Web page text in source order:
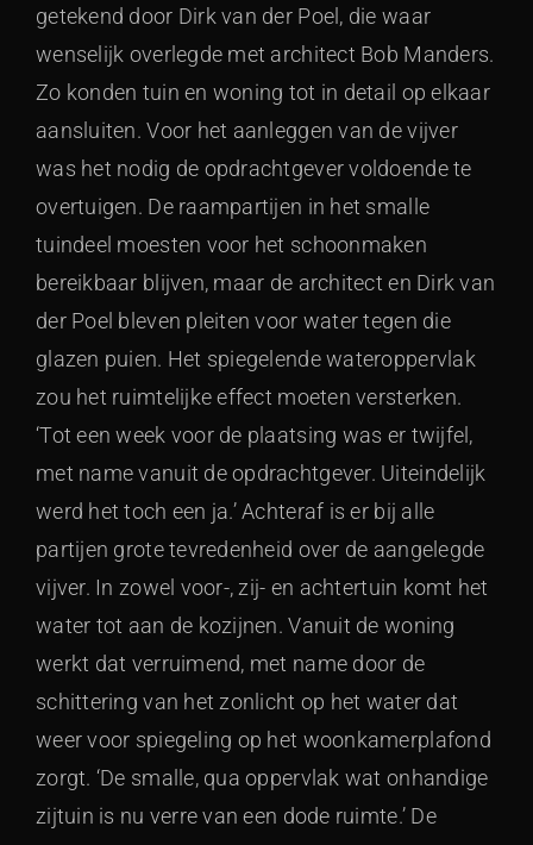
getekend door Dirk van der Poel, die waar
wenselijk overlegde met architect Bob Manders.
Zo konden tuin en woning tot in detail op elkaar
aansluiten. Voor het aanleggen van de vijver
was het nodig de opdrachtgever voldoende te
overtuigen. De raampartijen in het smalle
tuindeel moesten voor het schoonmaken
bereikbaar blijven, maar de architect en Dirk van
der Poel bleven pleiten voor water tegen die
glazen puien. Het spiegelende wateroppervlak
zou het ruimtelijke effect moeten versterken.
‘Tot een week voor de plaatsing was er twijfel,
met name vanuit de opdrachtgever. Uiteindelijk
werd het toch een ja.’ Achteraf is er bij alle
partijen grote tevredenheid over de aangelegde
vijver. In zowel voor-, zij- en achtertuin komt het
water tot aan de kozijnen. Vanuit de woning
werkt dat verruimend, met name door de
schittering van het zonlicht op het water dat
weer voor spiegeling op het woonkamerplafond
zorgt. ‘De smalle, qua oppervlak wat onhandige
zijtuin is nu verre van een dode ruimte.’ De